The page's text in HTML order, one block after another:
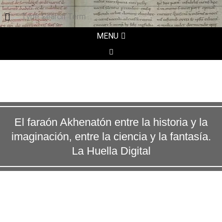
Search
Menu
MENU
SEARCH
El faraón Akhenatón entre la historia y la
imaginación, entre la ciencia y la fantasía.
La Huella Digital
Necessary
These
optional.